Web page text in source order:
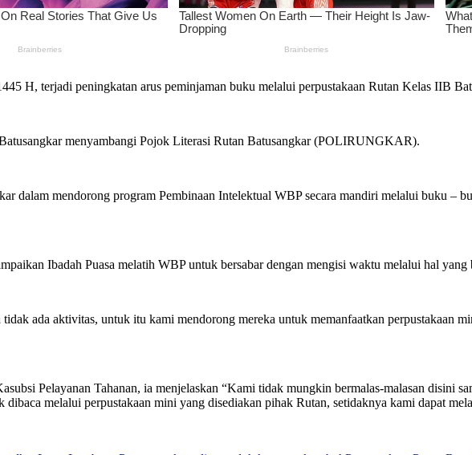
H, terjadi peningkatan arus peminjaman buku melalui perpustakaan Rutan Kelas IIB
menyambangi Pojok Literasi Rutan Batusangkar (POLIRUNGKAR).
dalam mendorong program Pembinaan Intelektual WBP secara mandiri melalui buku –
Ibadah Puasa melatih WBP untuk bersabar dengan mengisi waktu melalui hal yang
ada aktivitas, untuk itu kami mendorong mereka untuk memanfaatkan perpustakaan
Pelayanan Tahanan, ia menjelaskan “Kami tidak mungkin bermalas-malasan disini
melalui perpustakaan mini yang disediakan pihak Rutan, setidaknya kami dapat